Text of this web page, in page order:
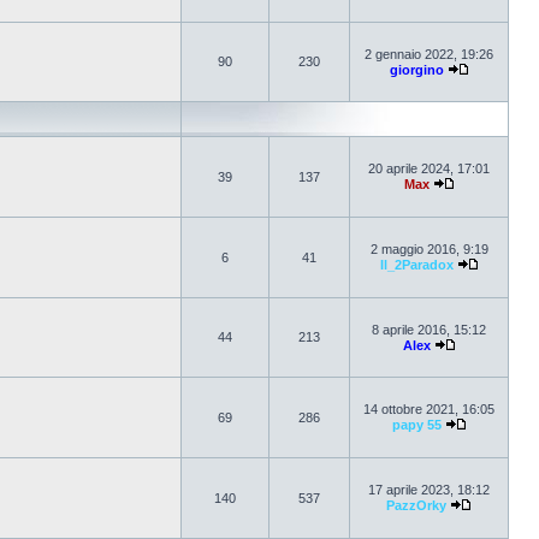
90 230
2 gennaio 2022, 19:26
giorgino
39 137
20 aprile 2024, 17:01
Max
6 41
2 maggio 2016, 9:19
Il_2Paradox
44 213
8 aprile 2016, 15:12
Alex
69 286
14 ottobre 2021, 16:05
papy 55
140 537
17 aprile 2023, 18:12
PazzOrky